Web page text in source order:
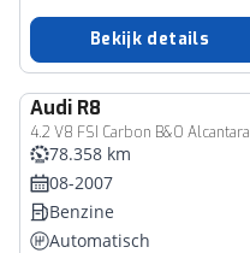
Bekijk details
Audi R8
4.2 V8 FSI Carbon B&O Alcantara
78.358 km
08-2007
Benzine
Automatisch